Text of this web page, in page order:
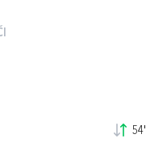
54'